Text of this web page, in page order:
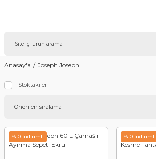
Anasayfa Joseph Joseph
Stoktakiler
%10 İndirimli %10 İndirimli